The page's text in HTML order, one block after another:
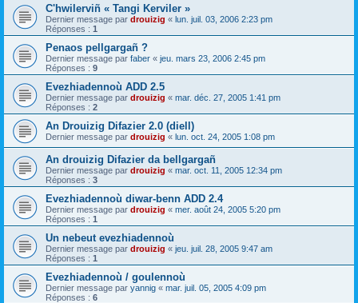
C'hwilerviñ « Tangi Kerviler »
Dernier message par drouizig « lun. juil. 03, 2006 2:23 pm
Réponses : 1
Penaos pellgargañ ?
Dernier message par faber « jeu. mars 23, 2006 2:45 pm
Réponses : 9
Evezhiadennoù ADD 2.5
Dernier message par drouizig « mar. déc. 27, 2005 1:41 pm
Réponses : 2
An Drouizig Difazier 2.0 (diell)
Dernier message par drouizig « lun. oct. 24, 2005 1:08 pm
An drouizig Difazier da bellgargañ
Dernier message par drouizig « mar. oct. 11, 2005 12:34 pm
Réponses : 3
Evezhiadennoù diwar-benn ADD 2.4
Dernier message par drouizig « mer. août 24, 2005 5:20 pm
Réponses : 1
Un nebeut evezhiadennoù
Dernier message par drouizig « jeu. juil. 28, 2005 9:47 am
Réponses : 1
Evezhiadennoù / goulennoù
Dernier message par yannig « mar. juil. 05, 2005 4:09 pm
Réponses : 6